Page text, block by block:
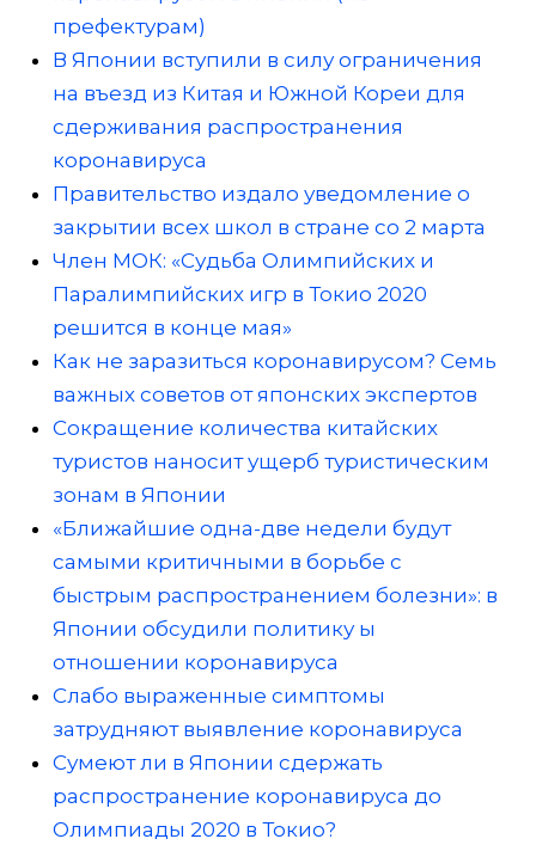
префектурам)
В Японии вступили в силу ограничения
на въезд из Китая и Южной Кореи для
сдерживания распространения
коронавируса
Правительство издало уведомление о
закрытии всех школ в стране со 2 марта
Член МОК: «Судьба Олимпийских и
Паралимпийских игр в Токио 2020
решится в конце мая»
Как не заразиться коронавирусом? Семь
важных советов от японских экспертов
Сокращение количества китайских
туристов наносит ущерб туристическим
зонам в Японии
«Ближайшие одна-две недели будут
самыми критичными в борьбе с
быстрым распространением болезни»: в
Японии обсудили политику ы
отношении коронавируса
Слабо выраженные симптомы
затрудняют выявление коронавируса
Сумеют ли в Японии сдержать
распространение коронавируса до
Олимпиады 2020 в Токио?